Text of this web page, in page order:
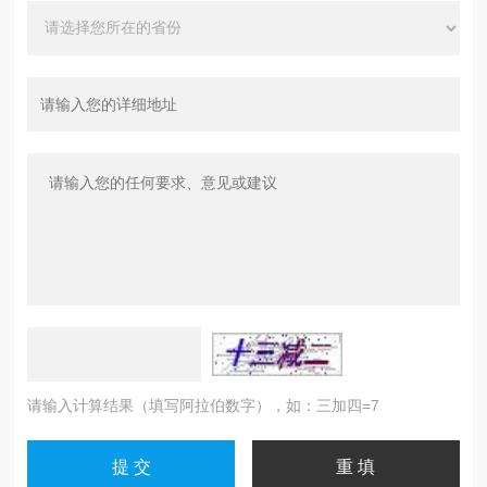
请输入计算结果（填写阿拉伯数字），如：三加四=7